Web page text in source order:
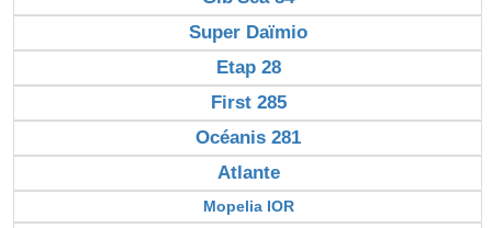
Super Daïmio
Etap 28
First 285
Océanis 281
Atlante
Mopelia IOR